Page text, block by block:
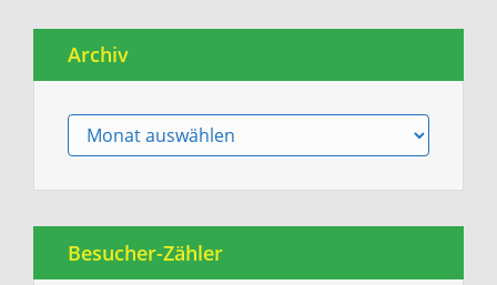
Archiv
Archiv
Besucher-Zähler